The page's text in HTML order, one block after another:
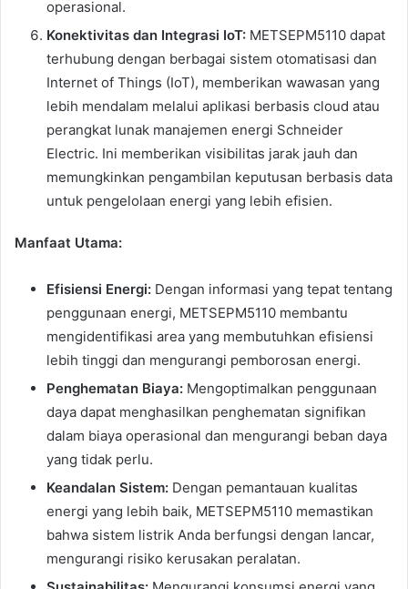
operasional.
Konektivitas dan Integrasi IoT: METSEPM5110 dapat
terhubung dengan berbagai sistem otomatisasi dan
Internet of Things (IoT), memberikan wawasan yang
lebih mendalam melalui aplikasi berbasis cloud atau
perangkat lunak manajemen energi Schneider
Electric. Ini memberikan visibilitas jarak jauh dan
memungkinkan pengambilan keputusan berbasis data
untuk pengelolaan energi yang lebih efisien.
Manfaat Utama:
Efisiensi Energi: Dengan informasi yang tepat tentang
penggunaan energi, METSEPM5110 membantu
mengidentifikasi area yang membutuhkan efisiensi
lebih tinggi dan mengurangi pemborosan energi.
Penghematan Biaya: Mengoptimalkan penggunaan
daya dapat menghasilkan penghematan signifikan
dalam biaya operasional dan mengurangi beban daya
yang tidak perlu.
Keandalan Sistem: Dengan pemantauan kualitas
energi yang lebih baik, METSEPM5110 memastikan
bahwa sistem listrik Anda berfungsi dengan lancar,
mengurangi risiko kerusakan peralatan.